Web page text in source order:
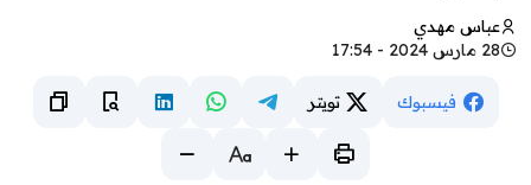
عباس مهدي
28 مارس 2024 - 17:54
فيسبوك تويتر